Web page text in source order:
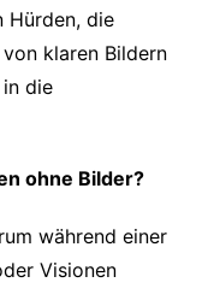
Hürden, die
klaren Bildern
die
ohne Bilder?
während einer
Visionen